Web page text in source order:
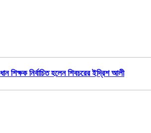
শিক্ষক নির্বাচিত হলেন শিবচরের ইদ্রিশ আলী